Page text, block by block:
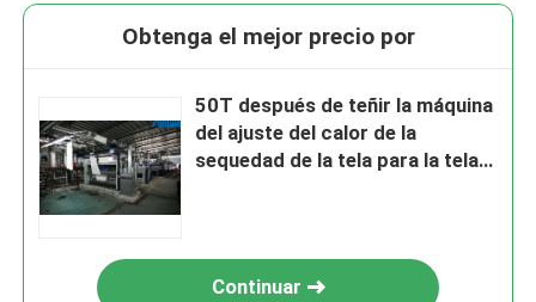
Obtenga el mejor precio por
50T después de teñir la máquina
del ajuste del calor de la
sequedad de la tela para la tela
Continuar